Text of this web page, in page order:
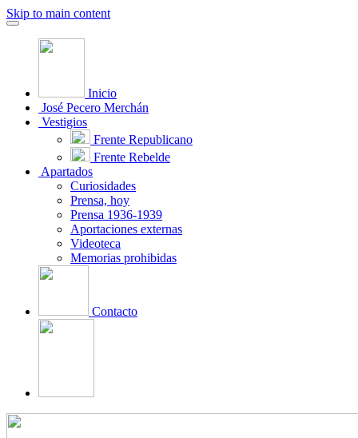
Skip to main content
Inicio
José Pecero Merchán
Vestigios
Frente Republicano
Frente Rebelde
Apartados
Curiosidades
Prensa, hoy
Prensa 1936-1939
Aportaciones externas
Videoteca
Memorias prohibidas
Contacto